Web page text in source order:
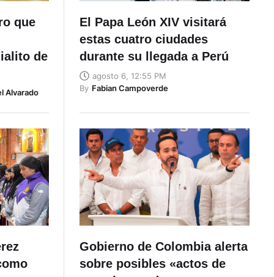
que
de
Alvarado
El Papa León XIV visitará
estas cuatro ciudades
durante su llegada a Perú
agosto 6, 12:55 PM
By Fabian Campoverde
Gobierno de Colombia alerta
sobre posibles «actos de